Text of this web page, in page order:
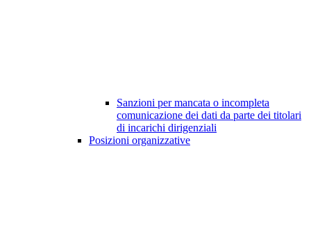
Sanzioni per mancata o incompleta
comunicazione dei dati da parte dei titolari
di incarichi dirigenziali
Posizioni organizzative